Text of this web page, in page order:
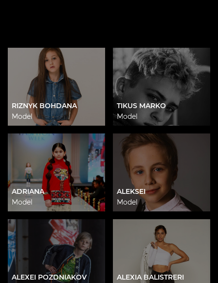
RIZNYK BOHDANA
Model
TIKUS MARKO
Model
ADRIANA
Model
ALEKSEI
Model
ALEXEI POZDNIAKOV
ALEXIA BALISTRERI